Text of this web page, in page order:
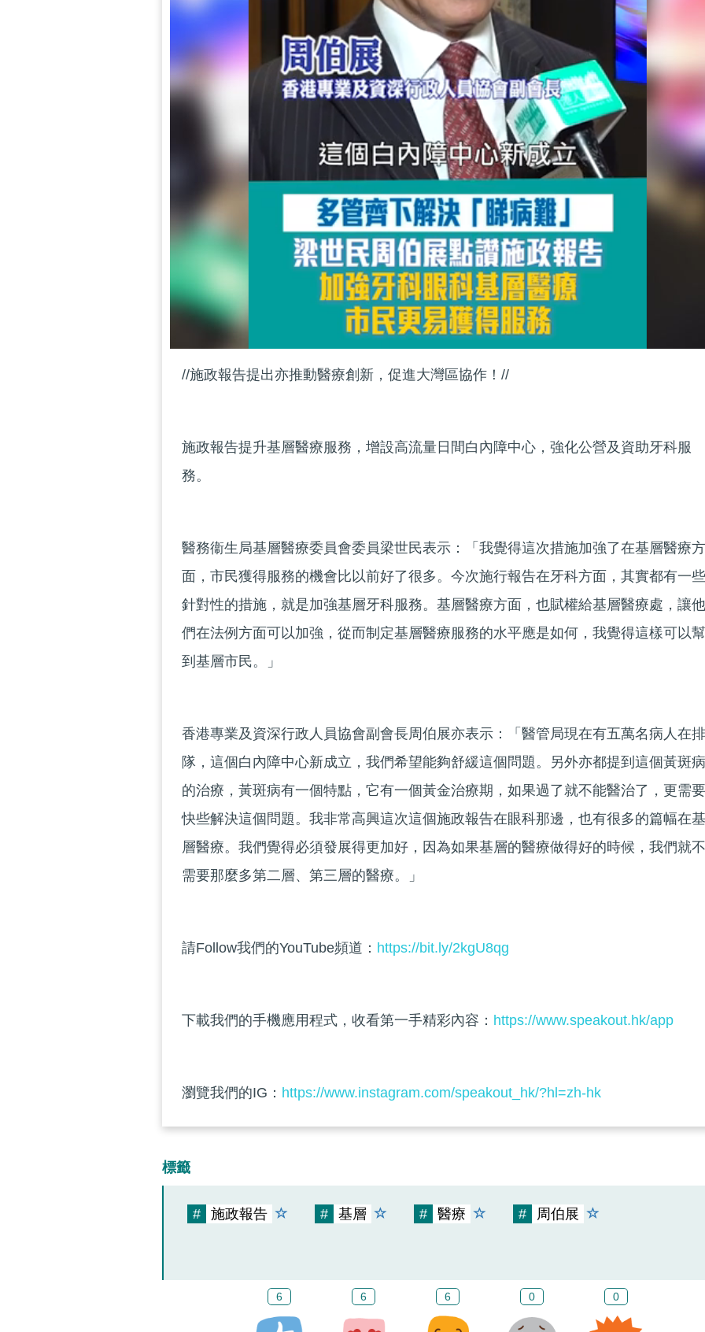
//施政報告提出亦推動醫療創新，促進大灣區協作！//
施政報告提升基層醫療服務，增設高流量日間白內障中心，強化公營及資助牙科服
務。
醫務衞生局基層醫療委員會委員梁世民表示：「我覺得這次措施加強了在基層醫療方
面，市民獲得服務的機會比以前好了很多。今次施行報告在牙科方面，其實都有一些
針對性的措施，就是加強基層牙科服務。基層醫療方面，也賦權給基層醫療處，讓他
們在法例方面可以加強，從而制定基層醫療服務的水平應是如何，我覺得這樣可以幫
到基層市民。」
香港專業及資深行政人員協會副會長周伯展亦表示：「醫管局現在有五萬名病人在排
隊，這個白內障中心新成立，我們希望能夠舒緩這個問題。另外亦都提到這個黃斑病
的治療，黃斑病有一個特點，它有一個黃金治療期，如果過了就不能醫治了，更需要
快些解決這個問題。我非常高興這次這個施政報告在眼科那邊，也有很多的篇幅在基
層醫療。我們覺得必須發展得更加好，因為如果基層的醫療做得好的時候，我們就不
需要那麼多第二層、第三層的醫療。」
請Follow我們的YouTube頻道： https://bit.ly/2kgU8qg
下載我們的手機應用程式，收看第一手精彩內容： https://www.speakout.hk/app
瀏覽我們的IG： https://www.instagram.com/speakout_hk/?hl=zh-hk
標籤
# 施政報告 # 基層 # 醫療 # 周伯展
6 6 6 0 0